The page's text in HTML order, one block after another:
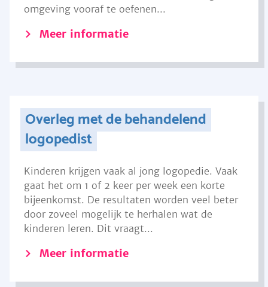
omgeving vooraf te oefenen...
Meer informatie
Overleg met de behandelend
logopedist
Kinderen krijgen vaak al jong logopedie. Vaak
gaat het om 1 of 2 keer per week een korte
bijeenkomst. De resultaten worden veel beter
door zoveel mogelijk te herhalen wat de
kinderen leren. Dit vraagt...
Meer informatie